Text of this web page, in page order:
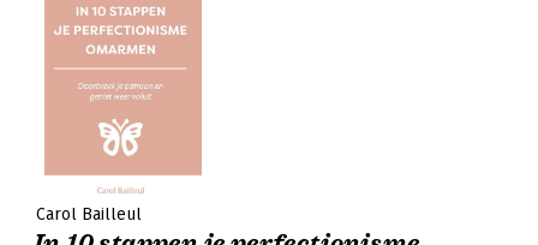
Carol Bailleul